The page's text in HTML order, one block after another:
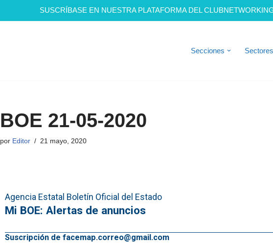
SUSCRÍBASE EN NUESTRA PLATAFORMA DEL
Secciones
BOE 21-05-2020
por Editor 21 mayo, 2020
Agencia Estatal Boletín Oficial del Estado
Mi BOE: Alertas de anuncios
Suscripción de facemap.correo@gmail.com